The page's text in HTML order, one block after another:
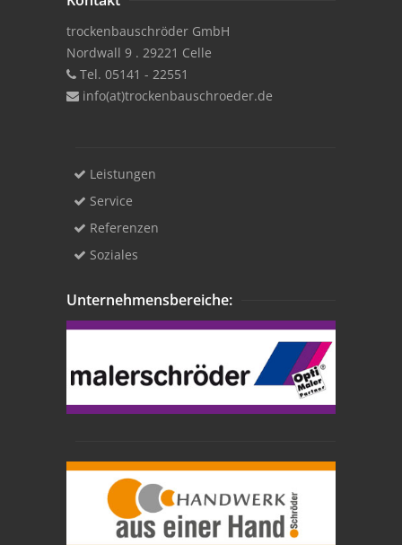
trockenbauschröder GmbH
Nordwall 9 . 29221 Celle
Tel. 05141 - 22551
info(at)trockenbauschroeder.de
Leistungen
Service
Referenzen
Soziales
Unternehmensbereiche: